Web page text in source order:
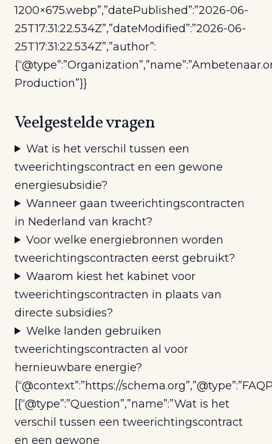
1200×675.webp”,”datePublished”:”2026-06-
25T17:31:22.534Z”,”dateModified”:”2026-06-
25T17:31:22.534Z”,”author”:
Production”}}
Veelgestelde vragen
Wat is het verschil tussen een
tweerichtingscontract en een gewone
energiesubsidie?
Wanneer gaan tweerichtingscontracten
in Nederland van kracht?
Voor welke energiebronnen worden
tweerichtingscontracten eerst gebruikt?
Waarom kiest het kabinet voor
tweerichtingscontracten in plaats van
directe subsidies?
Welke landen gebruiken
tweerichtingscontracten al voor
hernieuwbare energie?
{“@context”:”https://
[{“@type”:”Question”,”name”:”Wat is het
verschil tussen een tweerichtingscontract
en een gewone